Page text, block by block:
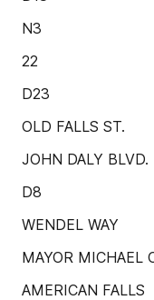
N3
22
D23
OLD FALLS ST.
JOHN DALY BLVD.
D8
WENDEL WAY
MAYOR MICHAEL
AMERICAN FALLS